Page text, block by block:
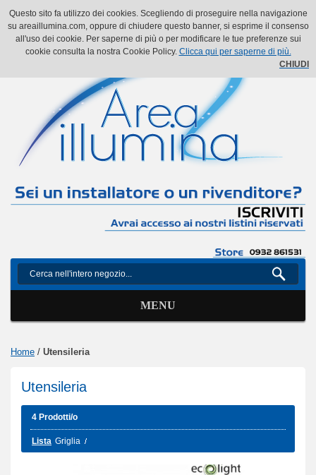
Il mio account Il mio carrello Vai alla Cassa Accedi
MENU
Home / Utensileria
Utensileria
4 Prodotti/o
Lista Griglia
Questo sito fa utilizzo dei cookies. Scegliendo di proseguire nella navigazione
su areaillumina.com, oppure di chiudere questo banner, si esprime il consenso
all'uso dei cookie. Per saperne di più o per modificare le tue preferenze sui
cookie consulta la nostra Cookie Policy. Clicca qui per saperne di più.
CHIUDI